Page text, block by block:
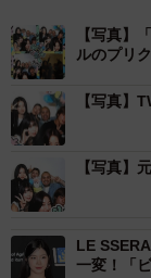
【写真】
ルのプリ
【写真】
【写真】
LE
一変！「